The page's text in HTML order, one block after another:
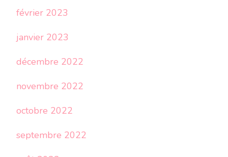
février 2023
janvier 2023
décembre 2022
novembre 2022
octobre 2022
septembre 2022